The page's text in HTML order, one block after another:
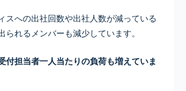
スへの出社回数や出社人数が減っている
られるメンバーも減少しています。
付担当者一人当たりの負荷も増えていま